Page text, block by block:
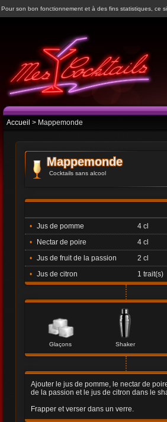
Pour son bon fonctionnement et à des fins statistiques, ce
Accueil > Mappemonde
Mappemonde
Cocktails sans alcool
• Jus de pomme
4 cl
•
Nectar de poire
4 cl
• Jus de fruit de la passion
2 cl
• Jus de citron 1 trait(s)
Glaçons Shaker
Ajouter le jus de pomme, le nectar de
de la passion et le jus de citron dans le
Frapper et verser dans un verre.